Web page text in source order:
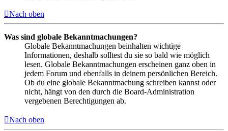
Nach oben
Was sind globale Bekanntmachungen?
Globale Bekanntmachungen beinhalten wichtige
Informationen, deshalb solltest du sie so bald wie möglich
lesen. Globale Bekanntmachungen erscheinen ganz oben in
jedem Forum und ebenfalls in deinem persönlichen Bereich.
Ob du eine globale Bekanntmachung schreiben kannst oder
nicht, hängt von den durch die Board-Administration
vergebenen Berechtigungen ab.
Nach oben